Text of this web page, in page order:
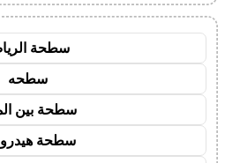
سطحة
سطحه
سطحة بين
سطحة